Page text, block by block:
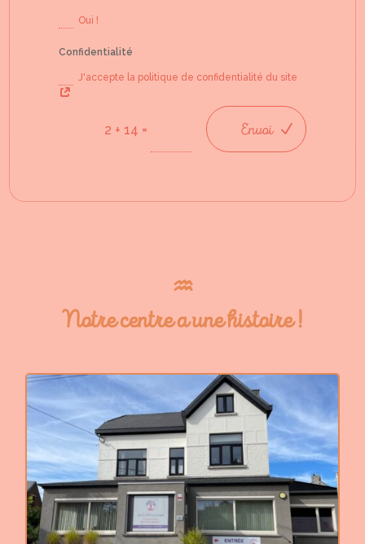
Oui !
Confidentialité
J'accepte la politique de confidentialité du site
2 + 14 = Envoi
♒︎
Notre centre a une histoire !